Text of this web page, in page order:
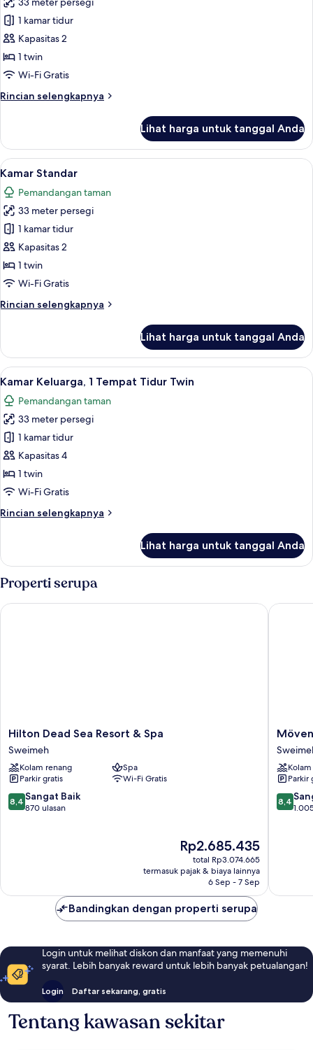
Boleh
Merokok
untuk
Kamar
Premium
1 kamar tidur
Kapasitas 2
1 twin
Wi-Fi Gratis
Rincian selengkapnya
Rincian
Kamar
Premium
Lihat harga untuk tanggal Anda
Lihat
semua
foto
untuk
Kamar
Standar
Minibar gratis, brankas, meja kerja,
9
Kamar Standar
Pemandangan taman
33 meter persegi
1 kamar tidur
Kapasitas 2
1 twin
Wi-Fi Gratis
Rincian selengkapnya
Rincian
Kamar
Standar
Lihat harga untuk tanggal Anda
Lihat
semua
foto
untuk
Kamar
Keluarga,
1
Tempat
Twin
Minibar gratis, brankas, meja kerja,
6
Kamar Keluarga, 1 Tempat Tidur Twin
Pemandangan taman
33 meter persegi
1 kamar tidur
Kapasitas 4
1 twin
Wi-Fi Gratis
Rincian selengkapnya
Rincian
Kamar
1
Tidur
Lihat harga untuk tanggal Anda
Properti serupa
Hilton
Dead
Sea
Resort
&
Spa
Sweimeh
Hilton Dead Sea Resort & Spa
Sweimeh
Kolam renang
Spa
Parkir gratis
Wi-Fi Gratis
8.4
dari
8,4 Sangat Baik
870 ulasan
Harga
sekarang
Rp2.685.435
Rp2.685.435
total Rp3.074.665
termasuk pajak & biaya lainnya
6 Sep - 7 Sep
Hilton Dead Sea Resort & Spa
Resort
&
Spa
Dead
Sea
Parkir
8.4
dari
8,4
Bandingkan dengan properti serupa
Login untuk melihat diskon dan manfaat yang memenuhi
syarat. Lebih banyak reward untuk lebih banyak petualangan!
Login Daftar sekarang, gratis
Tentang kawasan sekitar